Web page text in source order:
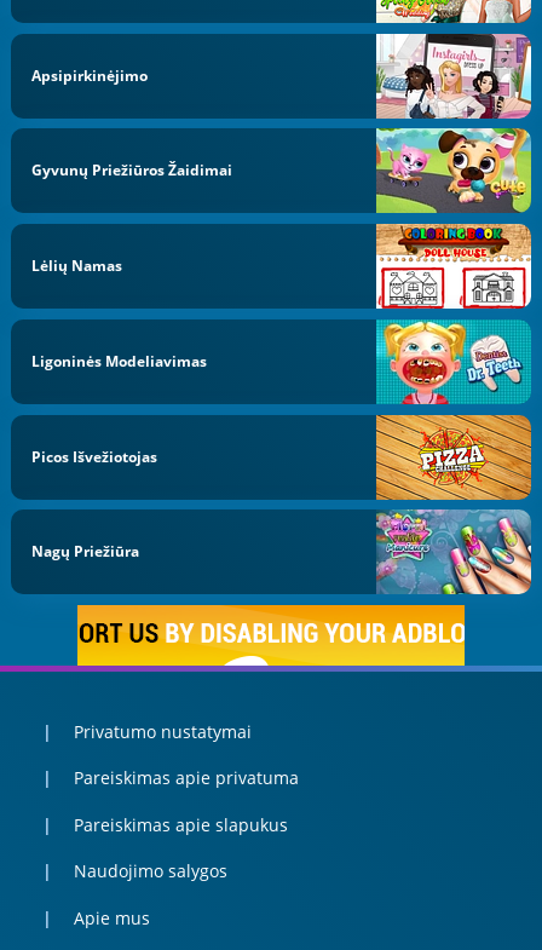
Apsipirkinėjimo
Gyvunų Priežiūros Žaidimai
Lėlių Namas
Ligoninės Modeliavimas
Picos Išvežiotojas
Nagų Priežiūra
Privatumo nustatymai
Pareiskimas apie privatuma
Pareiskimas apie slapukus
Naudojimo salygos
Apie mus